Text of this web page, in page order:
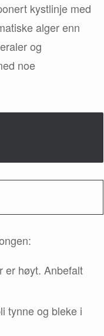
kystlinje med
alger enn
og
noe
er høyt. Anbefalt
tynne og bleke i